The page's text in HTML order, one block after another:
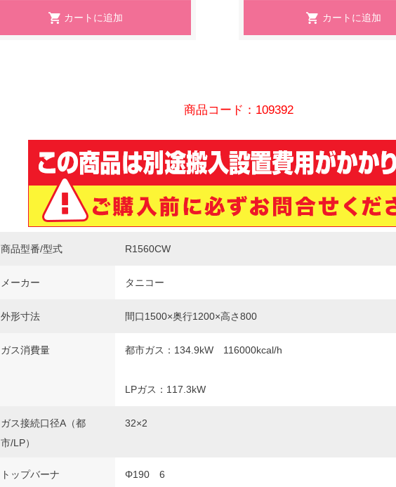
商品コード：109392
商品型番/型式 R1560CW
メーカー タニコー
外形寸法 間口1500×奥行1200×高さ800
ガス消費量 都市ガス：134.9kW 116000kcal/h
LPガス：117.3kW
ガス接続口径A（都
市/LP）
32×2
トップバーナ Φ190 6